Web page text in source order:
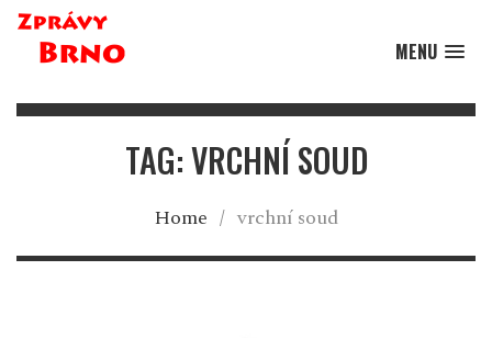
MENU
TAG: VRCHNÍ SOUD
Home / vrchní soud